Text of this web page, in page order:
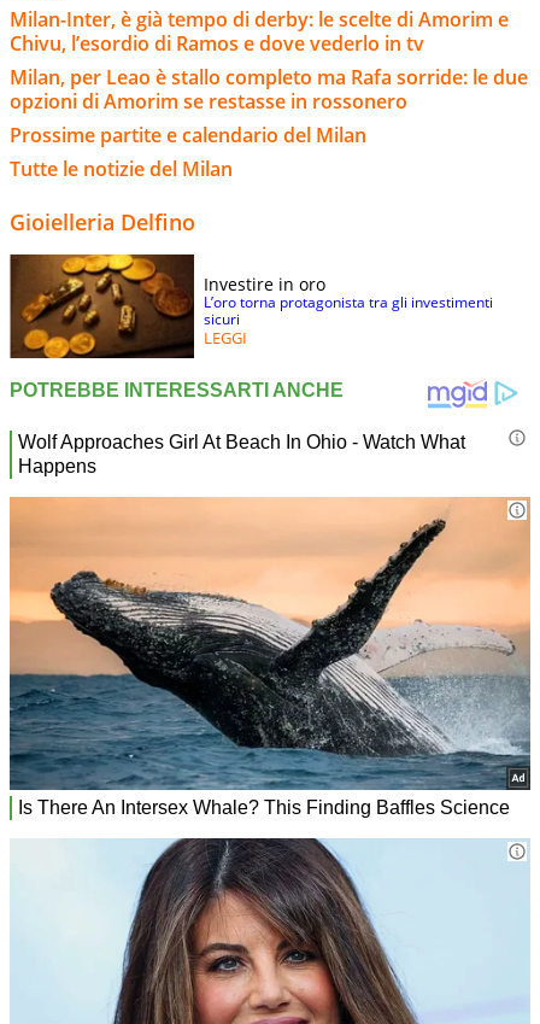
Milan-Inter, è già tempo di derby: le scelte di Amorim e
Chivu, l’esordio di Ramos e dove vederlo in tv
Milan, per Leao è stallo completo ma Rafa sorride: le due
opzioni di Amorim se restasse in rossonero
Prossime partite e calendario del Milan
Tutte le notizie del Milan
Gioielleria Delfino
Investire in oro
L’oro torna protagonista tra gli investimenti
sicuri
LEGGI